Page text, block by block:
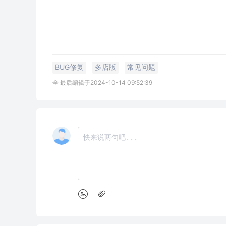
BUG修复 多店版 常见问题
全 最后编辑于2024-10-14 09:52:39